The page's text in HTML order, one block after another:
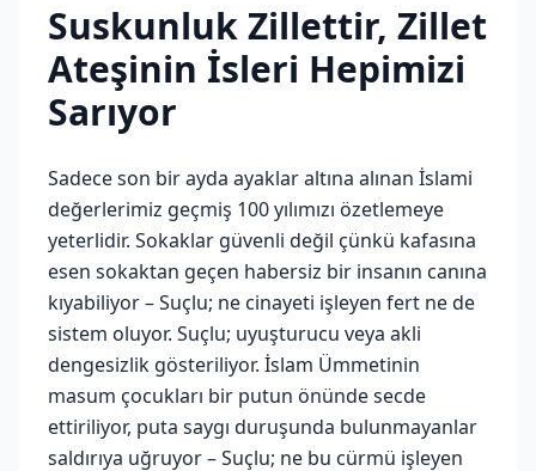
Suskunluk Zillettir, Zillet
Ateşinin İsleri Hepimizi
Sarıyor
Sadece son bir ayda ayaklar altına alınan İslami
değerlerimiz geçmiş 100 yılımızı özetlemeye
yeterlidir. Sokaklar güvenli değil çünkü kafasına
esen sokaktan geçen habersiz bir insanın canına
kıyabiliyor – Suçlu; ne cinayeti işleyen fert ne de
sistem oluyor. Suçlu; uyuşturucu veya akli
dengesizlik gösteriliyor. İslam Ümmetinin
masum çocukları bir putun önünde secde
ettiriliyor, puta saygı duruşunda bulunmayanlar
saldırıya uğruyor – Suçlu; ne bu cürmü işleyen